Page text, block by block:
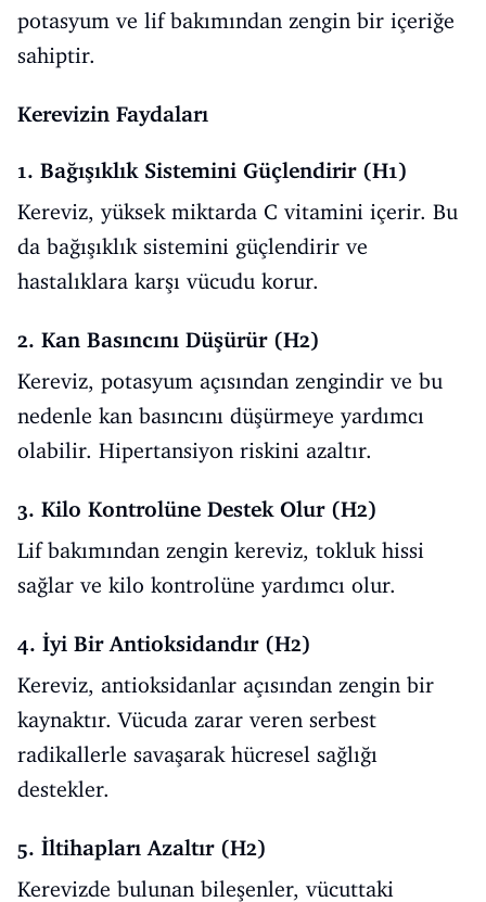
potasyum ve lif bakımından zengin bir içeriğe
sahiptir.
Kerevizin Faydaları
1. Bağışıklık Sistemini Güçlendirir (H1)
Kereviz, yüksek miktarda C vitamini içerir. Bu
da bağışıklık sistemini güçlendirir ve
hastalıklara karşı vücudu korur.
2. Kan Basıncını Düşürür (H2)
Kereviz, potasyum açısından zengindir ve bu
nedenle kan basıncını düşürmeye yardımcı
olabilir. Hipertansiyon riskini azaltır.
3. Kilo Kontrolüne Destek Olur (H2)
Lif bakımından zengin kereviz, tokluk hissi
sağlar ve kilo kontrolüne yardımcı olur.
4. İyi Bir Antioksidandır (H2)
Kereviz, antioksidanlar açısından zengin bir
kaynaktır. Vücuda zarar veren serbest
radikallerle savaşarak hücresel sağlığı
destekler.
5. İltihapları Azaltır (H2)
Kerevizde bulunan bileşenler, vücuttaki